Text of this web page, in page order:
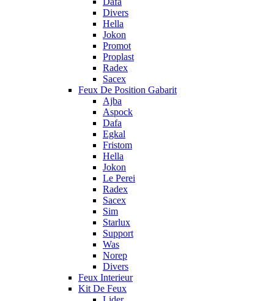
Divers
Hella
Jokon
Promot
Proplast
Radex
Sacex
Feux De Position Gabarit
Ajba
Aspock
Dafa
Egkal
Fristom
Hella
Jokon
Le Perei
Radex
Sacex
Sim
Starlux
Support
Was
Norep
Divers
Feux Interieur
Kit De Feux